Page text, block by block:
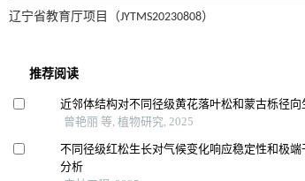
辽宁省教育厅项目（JYTMS20230808）